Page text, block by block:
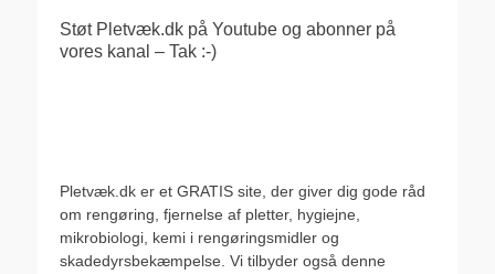
Støt Pletvæk.dk på Youtube og abonner på
vores kanal – Tak :-)
Pletvæk.dk er et GRATIS site, der giver dig gode råd
om rengøring, fjernelse af pletter, hygiejne,
mikrobiologi, kemi i rengøringsmidler og
skadedyrsbekæmpelse. Vi tilbyder også denne